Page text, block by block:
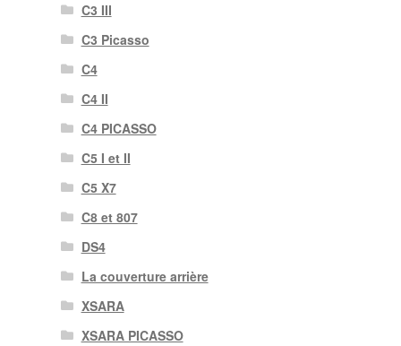
C3 III
C3 Picasso
C4
C4 II
C4 PICASSO
C5 I et II
C5 X7
C8 et 807
DS4
La couverture arrière
XSARA
XSARA PICASSO